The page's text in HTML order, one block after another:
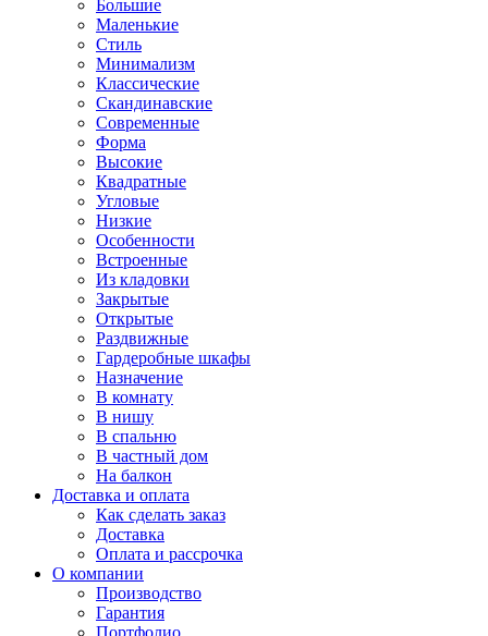
Большие
Маленькие
Стиль
Минимализм
Классические
Скандинавские
Современные
Форма
Высокие
Квадратные
Угловые
Низкие
Особенности
Встроенные
Из кладовки
Закрытые
Открытые
Раздвижные
Гардеробные шкафы
Назначение
В комнату
В нишу
В спальню
В частный дом
На балкон
Доставка и оплата
Как сделать заказ
Доставка
Оплата и рассрочка
О компании
Производство
Гарантия
Портфолио